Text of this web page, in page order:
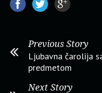
Previous Story
Ljubavna čarolija
predmetom
Next Story